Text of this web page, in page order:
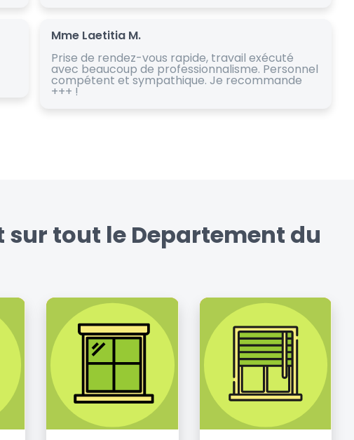
Mme Laetitia M.
Prise de rendez-vous rapide, travail exécuté
avec beaucoup de professionnalisme. Personnel
compétent et sympathique. Je recommande
+++ !
sur tout le Departement du